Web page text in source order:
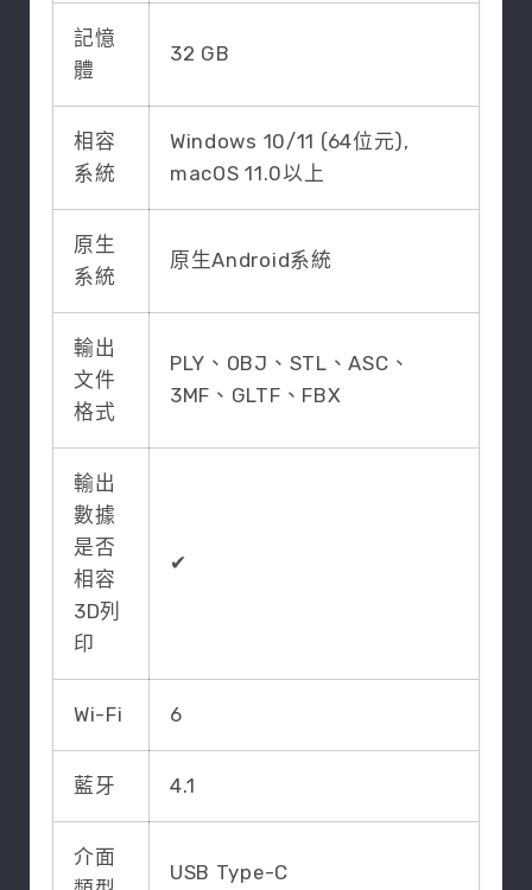
記憶
體
32 GB
相容
系統
Windows 10/11 (64位元),
macOS 11.0以上
原生
系統
原生Android系統
輸出
文件
格式
PLY、OBJ、STL、ASC、
3MF、GLTF、FBX
輸出
數據
是否
相容
3D列
印
✔
Wi-Fi 6
藍牙 4.1
介面
USB Type-C